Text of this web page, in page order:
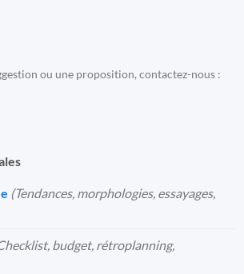
ou une proposition, contactez-nous :
(Tendances, morphologies, essayages,
budget, rétroplanning,